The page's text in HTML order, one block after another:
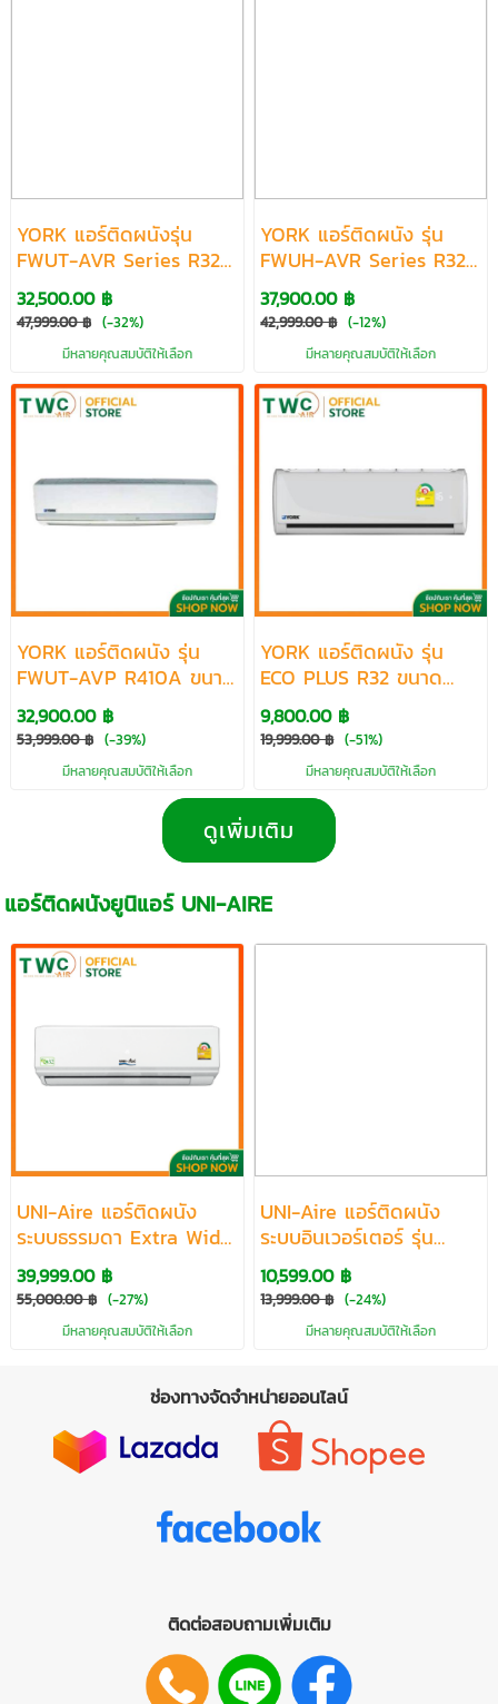
YORK แอร์ติดผนังรุ่น
FWUT-AVR Series R32
ขนาด 30000-36000
BTU
32,500.00 ฿
47,999.00 ฿ (-32%)
มีหลายคุณสมบัติให้เลือก
YORK แอร์ติดผนัง รุ่น
FWUH-AVR Series R32
ขนาด 30194-36152 BTU
37,900.00 ฿
42,999.00 ฿ (-12%)
มีหลายคุณสมบัติให้เลือก
YORK แอร์ติดผนัง รุ่น
FWUT-AVP R410A ขนาด
30000-36000 BTU
32,900.00 ฿
53,999.00 ฿ (-39%)
มีหลายคุณสมบัติให้เลือก
YORK แอร์ติดผนัง รุ่น
ECO PLUS R32 ขนาด
10046-24219 BTU
9,800.00 ฿
19,999.00 ฿ (-51%)
มีหลายคุณสมบัติให้เลือก
ดูเพิ่มเติม
แอร์ติดผนังยูนิแอร์ UNI-AIRE
UNI-Aire แอร์ติดผนัง
ระบบธรรมดา Extra Wide
R32 รุ่น WSV-AFVW
ขนาด 30386-34854 BTU
39,999.00 ฿
55,000.00 ฿ (-27%)
มีหลายคุณสมบัติให้เลือก
UNI-Aire แอร์ติดผนัง
ระบบอินเวอร์เตอร์ รุ่น
Gold Inverter R32 (WTI-
F/ATI-F) ขนาด 10105-
22526 BTU
10,599.00 ฿
13,999.00 ฿ (-24%)
มีหลายคุณสมบัติให้เลือก
ช่องทางจัดจำหน่ายออนไลน์
ติดต่อสอบถามเพิ่มเติม